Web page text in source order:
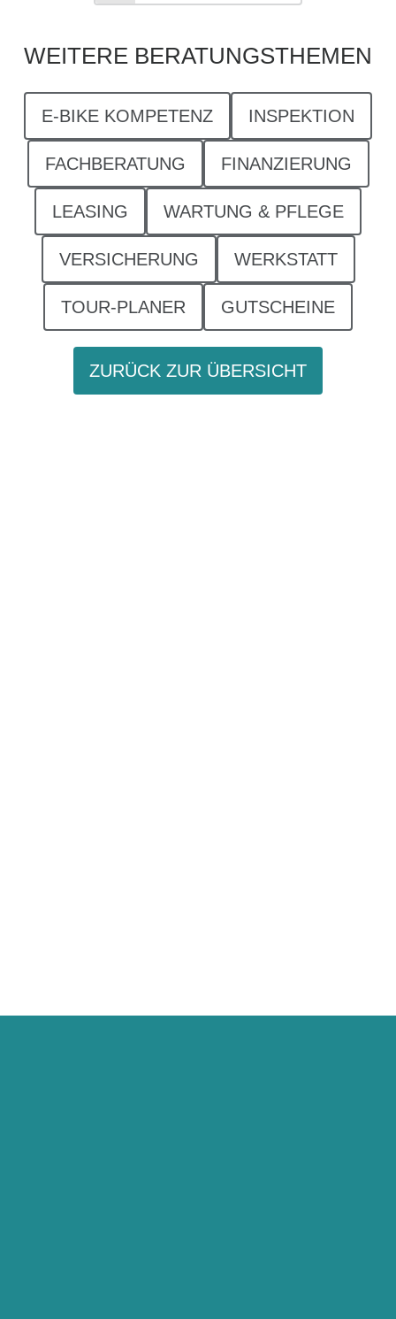
WEITERE BERATUNGSTHEMEN
E-BIKE KOMPETENZ INSPEKTION
FACHBERATUNG FINANZIERUNG
LEASING WARTUNG & PFLEGE
VERSICHERUNG WERKSTATT
TOUR-PLANER GUTSCHEINE
ZURÜCK ZUR ÜBERSICHT